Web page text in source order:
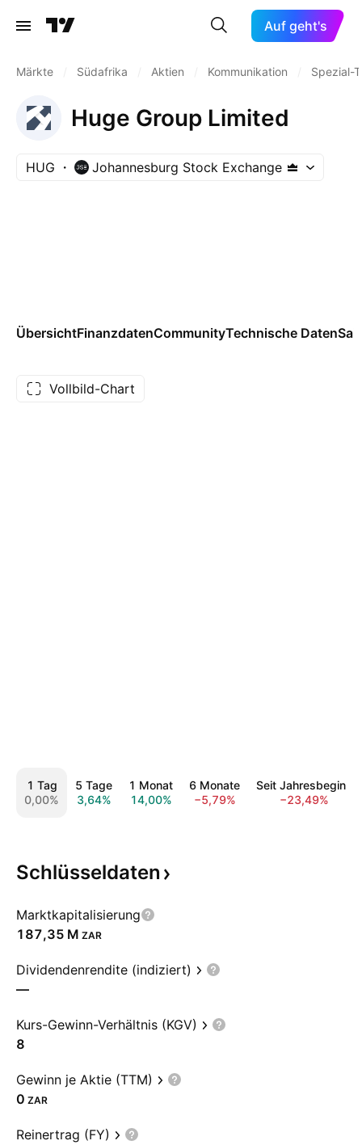
Auf geht's
Märkte Südafrika Aktien Kommunikation Spezial-
Huge Group Limited
HUG Johannesburg Stock Exchange
ÜbersichtFinanzdatenCommunityTechnische Daten
Vollbild-Chart
1 Tag
0,00%
5 Tage
3,64%
1 Monat
14,00%
6 Monate
−5,79%
Seit Jahresbeginn
−23,49%
Schlüsseldaten
Marktkapitalisierung
‪187,35 M‬ ZAR
Dividendenrendite (indiziert)
—
Kurs-Gewinn-Verhältnis (KGV)
8
Gewinn je Aktie (TTM)
0 ZAR
Reinertrag (FY)